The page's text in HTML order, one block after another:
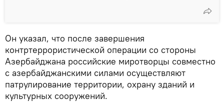
Он указал, что после завершения
контртеррористической операции со стороны
Азербайджана российские миротворцы совместно
с азербайджанскими силами осуществляют
патрулирование территории, охрану зданий и
культурных сооружений.